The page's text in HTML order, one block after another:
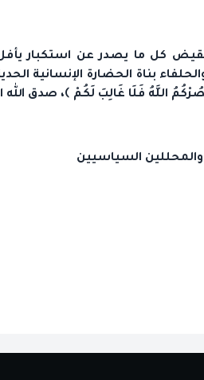
كل ما يصدر عن استكبار يأفل
بناة الحضارة الإنسانية
اللَّهُ فَلَا غَالِبَ لَكُمْ ﴾، صدق
والمحللين السياسيين